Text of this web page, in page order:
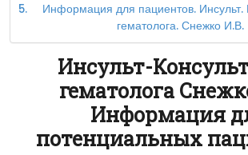
Информация для пациентов. Инсульт.
гематолога. Снежко И.В.
Инсульт-
гематолога
Информация
потенциальных